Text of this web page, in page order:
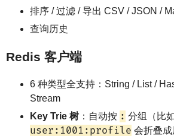
排序 / 过滤 / 导出 CSV / JSON /
查询历史
Redis 客户端
6 种类型全支持：String / List /
Stream
Key Trie 树：自动按 : 分组（比
user:1001:profile 会折叠成